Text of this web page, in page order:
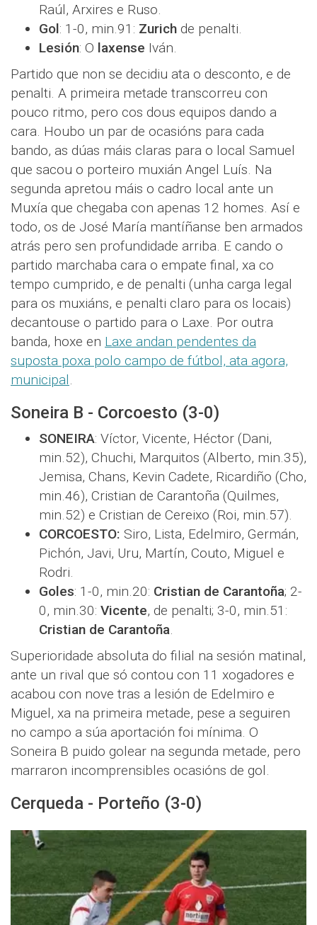
Raúl, Arxires e Ruso.
Gol: 1-0, min.91: Zurich de penalti.
Lesión: O laxense Iván.
Partido que non se decidiu ata o desconto, e de
penalti. A primeira metade transcorreu con
pouco ritmo, pero cos dous equipos dando a
cara. Houbo un par de ocasións para cada
bando, as dúas máis claras para o local Samuel
que sacou o porteiro muxián Angel Luís. Na
segunda apretou máis o cadro local ante un
Muxía que chegaba con apenas 12 homes. Así e
todo, os de José María mantíñanse ben armados
atrás pero sen profundidade arriba. E cando o
partido marchaba cara o empate final, xa co
tempo cumprido, e de penalti (unha carga legal
para os muxiáns, e penalti claro para os locais)
decantouse o partido para o Laxe. Por outra
banda, hoxe en Laxe andan pendentes da
suposta poxa polo campo de fútbol, ata agora,
municipal.
Soneira B - Corcoesto (3-0)
SONEIRA: Víctor, Vicente, Héctor (Dani,
min.52), Chuchi, Marquitos (Alberto, min.35),
Jemisa, Chans, Kevin Cadete, Ricardiño (Cho,
min.46), Cristian de Carantoña (Quilmes,
min.52) e Cristian de Cereixo (Roi, min.57).
CORCOESTO: Siro, Lista, Edelmiro, Germán,
Pichón, Javi, Uru, Martín, Couto, Miguel e
Rodri.
Goles: 1-0, min.20: Cristian de Carantoña; 2-
0, min.30: Vicente, de penalti; 3-0, min.51:
Cristian de Carantoña.
Superioridade absoluta do filial na sesión matinal,
ante un rival que só contou con 11 xogadores e
acabou con nove tras a lesión de Edelmiro e
Miguel, xa na primeira metade, pese a seguiren
no campo a súa aportación foi mínima. O
Soneira B puido golear na segunda metade, pero
marraron incomprensibles ocasións de gol.
Cerqueda - Porteño (3-0)